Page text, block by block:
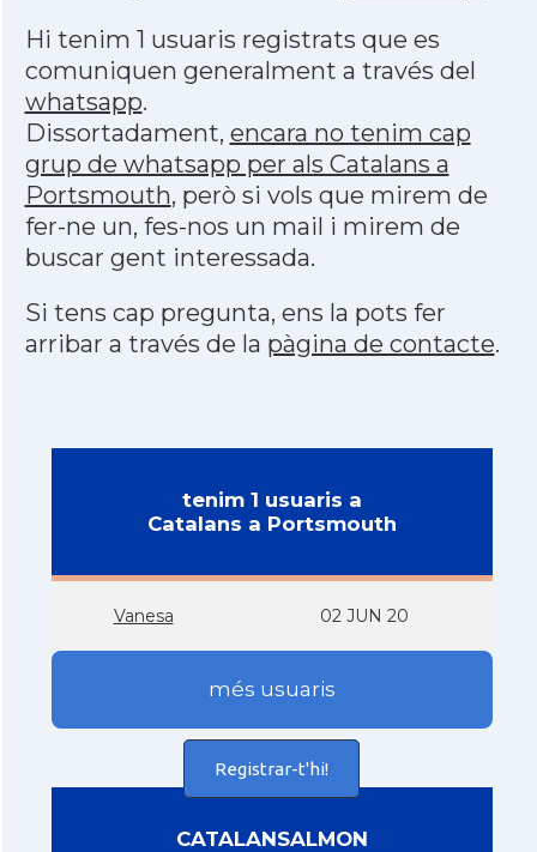
Hi tenim 1 usuaris registrats que es
comuniquen generalment a través del
whatsapp.
Dissortadament, encara no tenim cap
grup de whatsapp per als Catalans a
Portsmouth, però si vols que mirem de
fer-ne un, fes-nos un mail i mirem de
buscar gent interessada.
Si tens cap pregunta, ens la pots fer
arribar a través de la pàgina de contacte.
tenim 1 usuaris a
Catalans a Portsmouth
Vanesa 02 JUN 20
més usuaris
Registrar-t'hi!
CATALANSALMON